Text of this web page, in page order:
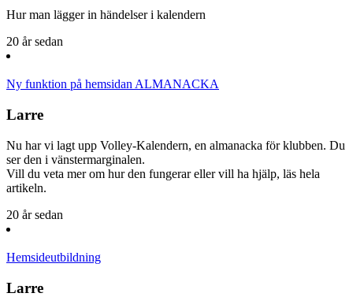
Hur man lägger in händelser i kalendern
20 år sedan
Ny funktion på hemsidan ALMANACKA
Larre
Nu har vi lagt upp Volley-Kalendern, en almanacka för klubben. Du
ser den i vänstermarginalen.
Vill du veta mer om hur den fungerar eller vill ha hjälp, läs hela
artikeln.
20 år sedan
Hemsideutbildning
Larre